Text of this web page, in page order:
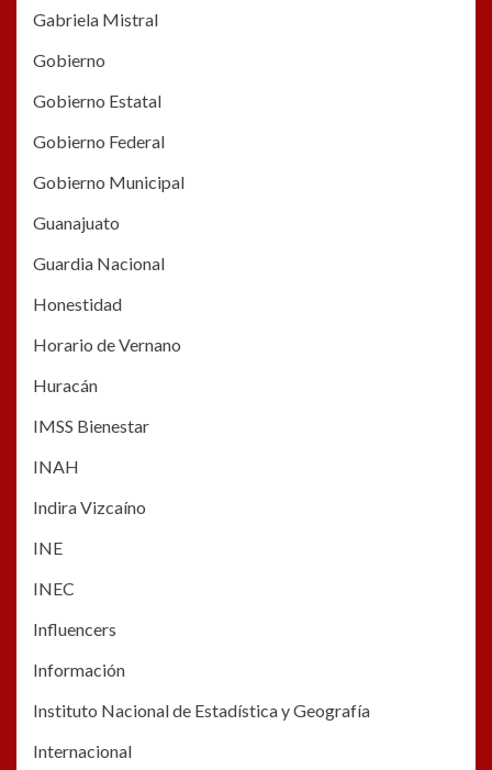
Gabriela Mistral
Gobierno
Gobierno Estatal
Gobierno Federal
Gobierno Municipal
Guanajuato
Guardia Nacional
Honestidad
Horario de Vernano
Huracán
IMSS Bienestar
INAH
Indira Vizcaíno
INE
INEC
Influencers
Información
Instituto Nacional de Estadística y Geografía
Internacional